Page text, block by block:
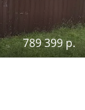
789 399 р.